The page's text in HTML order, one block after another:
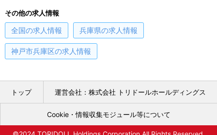
その他の求人情報
全国の求人情報 兵庫県の求人情報
神戸市兵庫区の求人情報
トップ 運営会社：株式会社 トリドールホールディングス
Cookie・情報収集モジュール等について